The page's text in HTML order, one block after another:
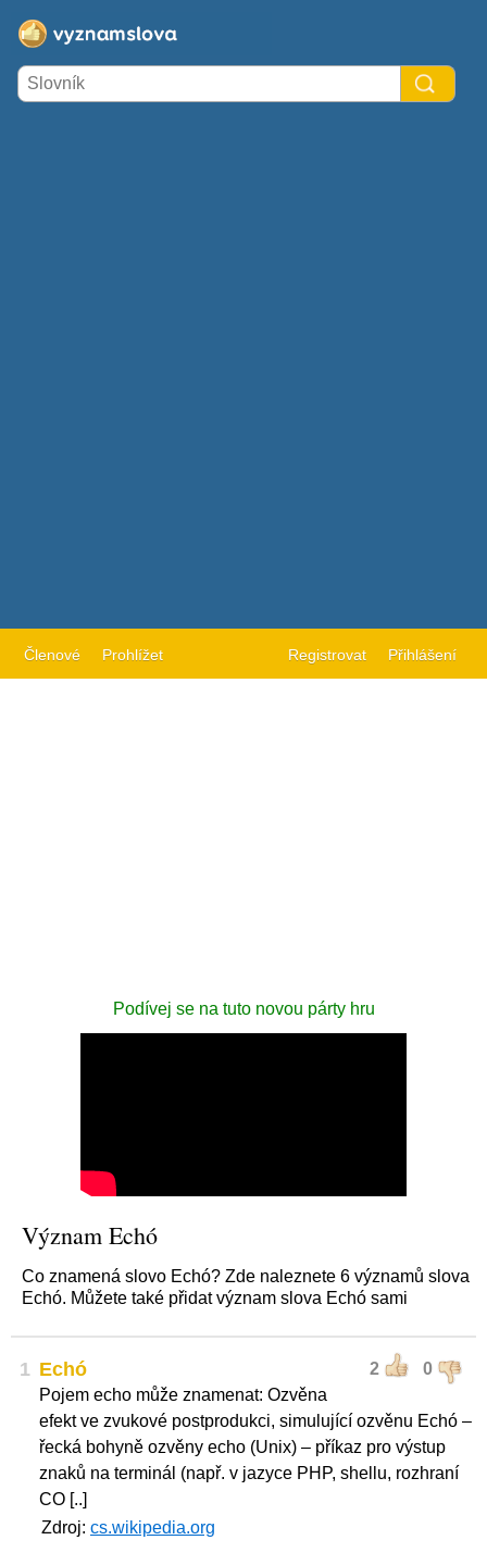
Členové Prohlížet Registrovat Přihlášení
Podívej se na tuto novou párty hru
Význam Echó
Co znamená slovo Echó? Zde naleznete 6 významů slova
Echó. Můžete také přidat význam slova Echó sami
1 2 0
Echó
Pojem echo může znamenat: Ozvěna
efekt ve zvukové postprodukci, simulující ozvěnu Echó –
řecká bohyně ozvěny echo (Unix) – příkaz pro výstup
znaků na terminál (např. v jazyce PHP, shellu, rozhraní
CO [..]
Zdroj: cs.wikipedia.org